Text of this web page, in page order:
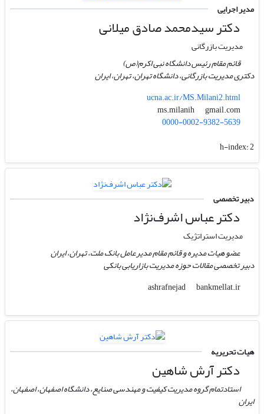
مدیر اجرایی
دکتر سیدمحمد صادق میلانی
مدیریت بازرگانی
قائم مقام رئیس دانشگاه نبی اکرم(ص)
دکتری مدیریت بازرگانی، دانشگاه تهران، تهران، ایران
ucna.ac.ir/MS.Milani2.html
ms.milanih
gmail.com
0000-0002-9382-5639
h-index:2
دبیر تخصصی
دکتر عباس اشرف‌نژاد
مدیریت استراتژیک
عضو هیات مدیره و قائم مقام مدیرعامل بانک ملت، تهران، ایران
دبیر تخصصی مقالات حوزه مدیریت بازاریابی بانکی
ashrafnejad
bankmellat.ir
هیات تحریریه
دکتر آرش شاهین
استادتمام گروه مدیریت کیفیت و مهندسی صنایع، دانشگاه اصفهان، اصفهان،
ایران